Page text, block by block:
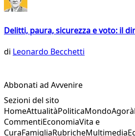
Delitti, paura, sicurezza e voto: il
di Leonardo Becchetti
Abbonati ad Avvenire
Sezioni del sito
HomeAttualitàPoliticaMondoAgorà
CommentiEconomiaVita e
CuraFamigliaRubricheMultimedia